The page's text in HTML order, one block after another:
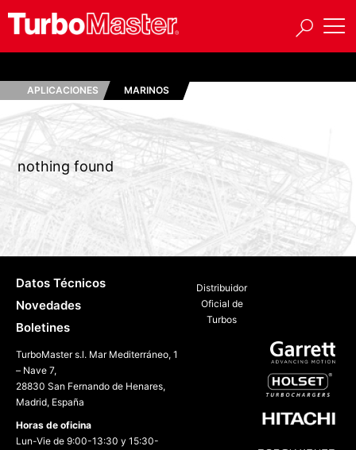
APLICACIONES MARINOS
nothing found
Distribuidor
Oficial de
Turbos
Datos Técnicos
Novedades
Boletines
TurboMaster s.l. Mar Mediterráneo, 1
– Nave 7,
28830 San Fernando de Henares,
Madrid, España
Horas de oficina
Lun-Vie de 9:00-13:30 y 15:30-